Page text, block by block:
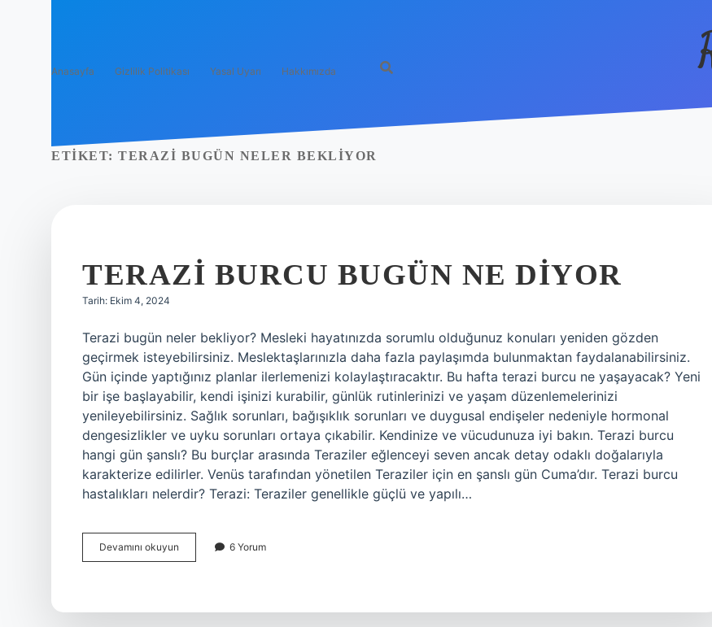
Anasayfa Gizlilik Politikası Yasal Uyarı Hakkımızda
ETIKET: TERAZI BUGÜN NELER BEKLIYOR
TERAZI BURCU BUGÜN NE DIYOR
Tarih: Ekim 4, 2024
Terazi bugün neler bekliyor? Mesleki hayatınızda sorumlu olduğunuz konuları yeniden gözden
geçirmek isteyebilirsiniz. Meslektaşlarınızla daha fazla paylaşımda bulunmaktan faydalanabilirsiniz.
Gün içinde yaptığınız planlar ilerlemenizi kolaylaştıracaktır. Bu hafta terazi burcu ne yaşayacak? Yeni
bir işe başlayabilir, kendi işinizi kurabilir, günlük rutinlerinizi ve yaşam düzenlemelerinizi
yenileyebilirsiniz. Sağlık sorunları, bağışıklık sorunları ve duygusal endişeler nedeniyle hormonal
dengesizlikler ve uyku sorunları ortaya çıkabilir. Kendinize ve vücudunuza iyi bakın. Terazi burcu
hangi gün şanslı? Bu burçlar arasında Teraziler eğlenceyi seven ancak detay odaklı doğalarıyla
karakterize edilirler. Venüs tarafından yönetilen Teraziler için en şanslı gün Cuma’dır. Terazi burcu
hastalıkları nelerdir? Terazi: Teraziler genellikle güçlü ve yapılı…
Devamını okuyun
Burcu
6 Yorum